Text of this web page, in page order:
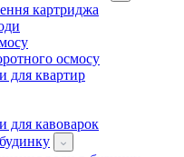
картриджа
осмосу
для квартир
для кавоварок